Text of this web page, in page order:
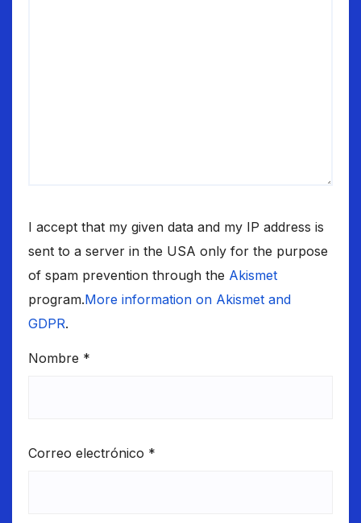
I accept that my given data and my IP address is
sent to a server in the USA only for the purpose
of spam prevention through the Akismet
program.More information on Akismet and
GDPR.
Nombre *
Correo electrónico *